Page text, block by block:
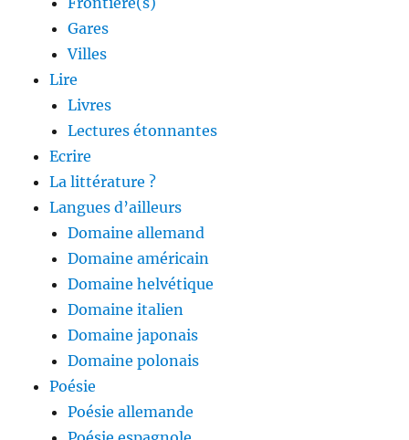
Gares
Villes
Lire
Livres
Lectures étonnantes
Ecrire
La littérature ?
Langues d’ailleurs
Domaine allemand
Domaine américain
Domaine helvétique
Domaine italien
Domaine japonais
Domaine polonais
Poésie
Poésie allemande